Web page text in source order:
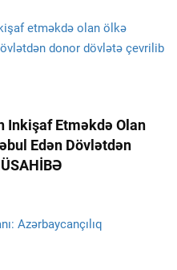
Inkişaf Etməkdə Olan
Edən Dövlətdən